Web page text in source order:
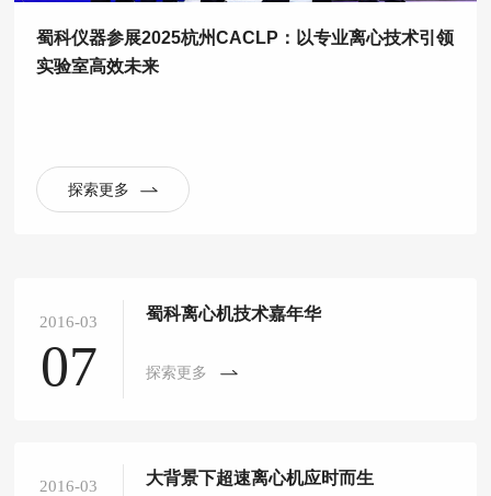
蜀科仪器参展2025杭州CACLP：以专业离心技术引领
实验室高效未来
探索更多
2016-03
07
蜀科离心机技术嘉年华
探索更多
2016-03 大背景下超速离心机应时而生